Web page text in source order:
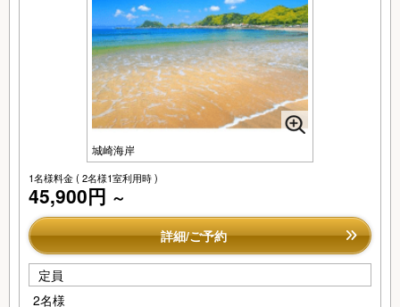
城崎海岸
1名様料金( 2名様1室利用時 )
45,900円 ～
詳細/ご予約
定員
2名様